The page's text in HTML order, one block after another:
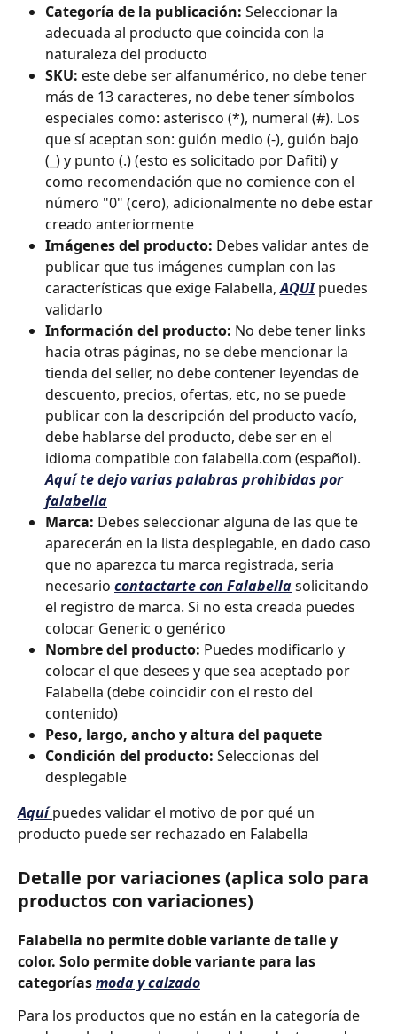
Categoría de la publicación: Seleccionar la
adecuada al producto que coincida con la
naturaleza del producto
SKU: este debe ser alfanumérico, no debe tener
más de 13 caracteres, no debe tener símbolos
especiales como: asterisco (*), numeral (#). Los
que sí aceptan son: guión medio (-), guión bajo
(_) y punto (.) (esto es solicitado por Dafiti) y
como recomendación que no comience con el
número "0" (cero), adicionalmente no debe estar
creado anteriormente
Imágenes del producto: Debes validar antes de
publicar que tus imágenes cumplan con las
características que exige Falabella, AQUI puedes
validarlo
Información del producto: No debe tener links
hacia otras páginas, no se debe mencionar la
tienda del seller, no debe contener leyendas de
descuento, precios, ofertas, etc, no se puede
publicar con la descripción del producto vacío,
debe hablarse del producto, debe ser en el
idioma compatible con falabella.com (español).
Aquí te dejo varias palabras prohibidas por
falabella
Marca: Debes seleccionar alguna de las que te
aparecerán en la lista desplegable, en dado caso
que no aparezca tu marca registrada, seria
necesario contactarte con Falabellasolicitando
el registro de marca. Si no esta creada puedes
colocar Generic o genérico
Nombre del producto: Puedes modificarlo y
colocar el que desees y que sea aceptado por
Falabella (debe coincidir con el resto del
contenido)
Peso, largo, ancho y altura del paquete
Condición del producto: Seleccionas del
desplegable
Aquí puedes validar el motivo de por qué un
producto puede ser rechazado en Falabella
Detalle por variaciones (aplica solo para
productos con variaciones)
Falabella no permite doble variante de talle y
color. Solo permite doble variante para las
categoríasmoda y calzado
Para los productos que no están en la categoría de